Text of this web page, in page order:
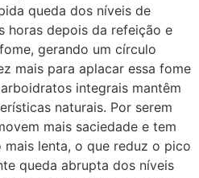
queda dos níveis de
horas depois da refeição e
gerando um círculo
mais para aplacar essa fome
integrais mantêm
naturais. Por serem
mais saciedade e tem
lenta, o que reduz o pico
queda abrupta dos níveis